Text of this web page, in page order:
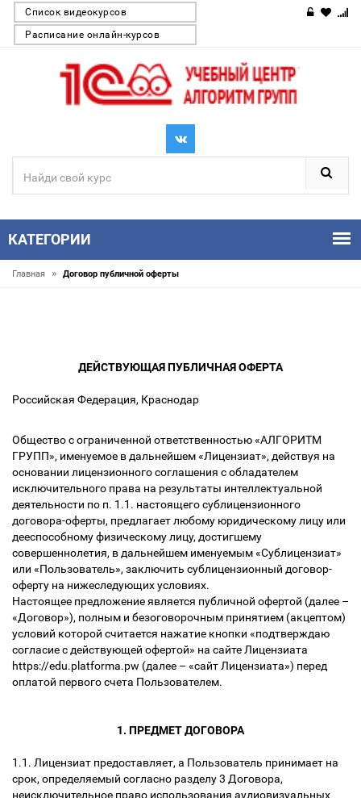
Список видеокурсов
Расписание онлайн-курсов
КАТЕГОРИИ
Главная » Договор публичной оферты
ДЕЙСТВУЮЩАЯ ПУБЛИЧНАЯ ОФЕРТА
Российская Федерация, Краснодар
Общество с ограниченной ответственностью «АЛГОРИТМ
ГРУПП», именуемое в дальнейшем «Лицензиат», действуя на
основании лицензионного соглашения с обладателем
исключительного права на результаты интеллектуальной
деятельности по п. 1.1. настоящего сублицензионного
договора-оферты, предлагает любому юридическому лицу или
дееспособному физическому лицу, достигшему
совершеннолетия, в дальнейшем именуемым «Сублицензиат»
или «Пользователь», заключить сублицензионный договор-
оферту на нижеследующих условиях.
Настоящее предложение является публичной офертой (далее –
«Договор»), полным и безоговорочным принятием (акцептом)
условий которой считается нажатие кнопки «подтверждаю
согласие с действующей офертой» на сайте Лицензиата
https://edu.platforma.pw (далее – «сайт Лицензиата») перед
оплатой первого счета Пользователем.
1. ПРЕДМЕТ ДОГОВОРА
1.1. Лицензиат предоставляет, а Пользователь принимает на
срок, определяемый согласно разделу 3 Договора,
неисключительное право использования аудиовизуальных